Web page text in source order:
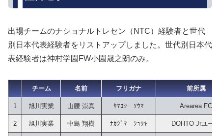
出場チームのナショナルトレセン（NTC）経験者と世代
別日本代表経験者をリストアップしました。世代別日本代
表経験者は神村学園FW小園晟之朗のみ。
チーム 名前 フリガナ 前所属
1 旭川実業 山腰 崇真 ﾔﾏｺｼ　ｿｳﾏ Arearea FC
2 旭川実業 中島 翔樹 ﾅｶｼﾞﾏ　ｼｮｳｷ DOHTO Jrユース